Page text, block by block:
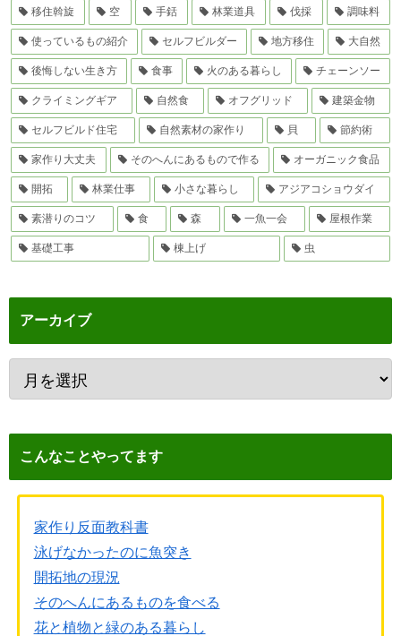
移住斡旋 空 手銛 林業道具 伐採 調味料
使っているもの紹介 セルフビルダー 地方移住 大自然
後悔しない生き方 食事 火のある暮らし チェーンソー
クライミングギア 自然食 オフグリッド 建築金物
セルフビルド住宅 自然素材の家作り 貝 節約術
家作り大丈夫 そのへんにあるもので作る オーガニック食品
開拓 林業仕事 小さな暮らし アジアコショウダイ
素潜りのコツ 食 森 一魚一会 屋根作業
基礎工事 棟上げ 虫
アーカイブ
こんなことやってます
家作り反面教科書
泳げなかったのに魚突き
開拓地の現況
そのへんにあるものを食べる
花と植物と緑のある暮らし